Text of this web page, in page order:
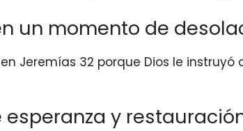
un momento de
Jeremías 32 porque Dios le
y